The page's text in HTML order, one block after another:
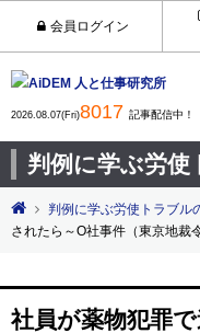
会員ログイン
2026.08.07(Fri)8017 記事配信中！
判例に学ぶ労使
判例に学ぶ労使トラブル
されたら～O社事件（東京地裁
社員が薬物犯罪